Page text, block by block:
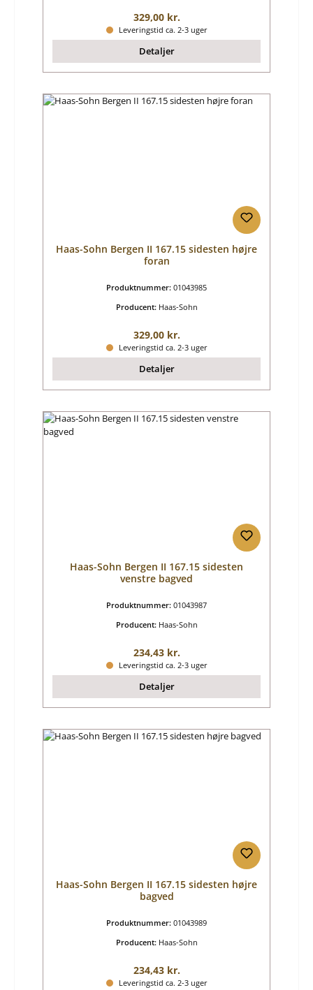
Almindelig pris:
329,00 kr.
Leveringstid ca. 2-3 uger
Detaljer
Haas-Sohn Bergen II 167.15 sidesten højre
foran
Produktnummer: 01043985
Producent: Haas-Sohn
Almindelig pris:
329,00 kr.
Leveringstid ca. 2-3 uger
Detaljer
Haas-Sohn Bergen II 167.15 sidesten
venstre bagved
Produktnummer: 01043987
Producent: Haas-Sohn
Almindelig pris:
234,43 kr.
Leveringstid ca. 2-3 uger
Detaljer
Haas-Sohn Bergen II 167.15 sidesten højre
bagved
Produktnummer: 01043989
Producent: Haas-Sohn
Almindelig pris:
234,43 kr.
Leveringstid ca. 2-3 uger